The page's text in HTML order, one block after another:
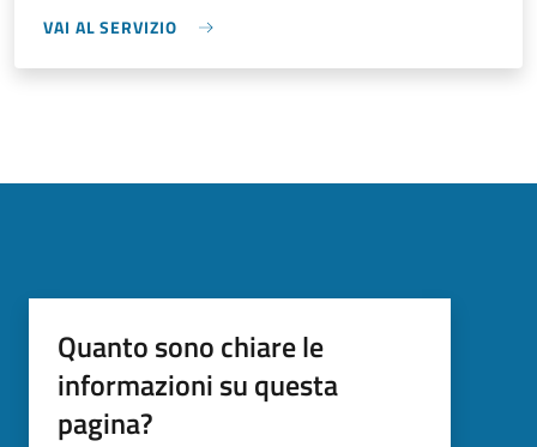
VAI AL SERVIZIO
Quanto sono chiare le
informazioni su questa
pagina?